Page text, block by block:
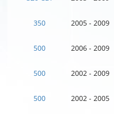
350 2005 - 2009
500 2006 - 2009
500 2002 - 2009
500 2002 - 2005